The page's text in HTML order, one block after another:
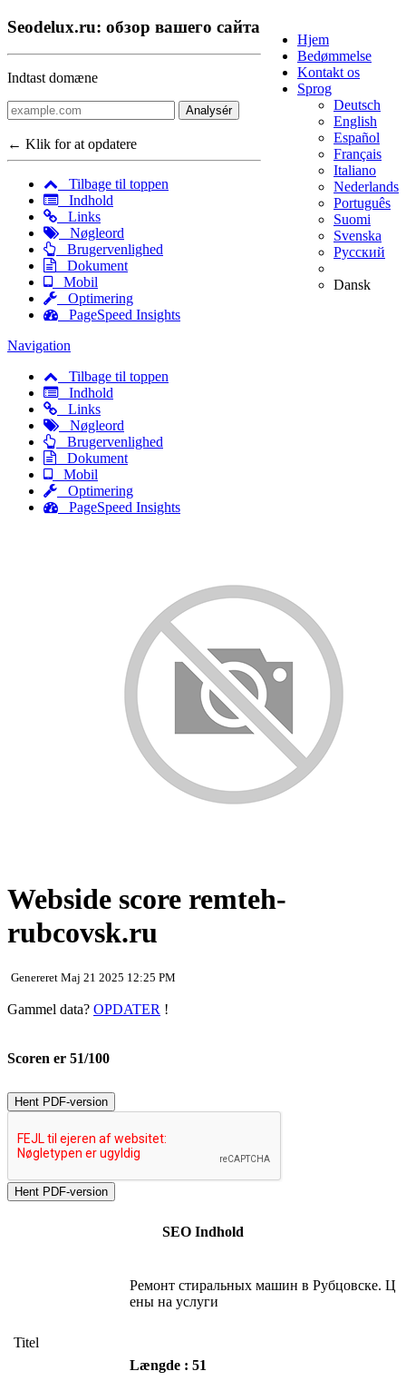
Hjem
Bedømmelse
Kontakt os
Sprog
Deutsch
English
Español
Français
Italiano
Nederlands
Português
Suomi
Svenska
Русский
Dansk
Seodelux.ru: обзор вашего сайта
Indtast domæne
Analysér
← Klik for at opdatere
Tilbage til toppen
Indhold
Links
Nøgleord
Brugervenlighed
Dokument
Mobil
Optimering
PageSpeed Insights
Navigation
Tilbage til toppen
Indhold
Links
Nøgleord
Brugervenlighed
Dokument
Mobil
Optimering
PageSpeed Insights
Webside score remteh-
rubcovsk.ru
Genereret Maj 21 2025 12:25 PM
Gammel data? OPDATER !
Scoren er 51/100
Hent PDF-version
SEO Indhold
Titel
Ремонт стиральных машин в Рубцовске. Ц
ены на услуги
Længde : 51